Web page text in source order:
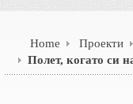
Home Проекти
Полет, когато си